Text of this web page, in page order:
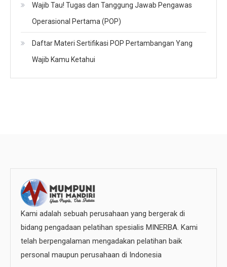
Wajib Tau! Tugas dan Tanggung Jawab Pengawas
Operasional Pertama (POP)
Daftar Materi Sertifikasi POP Pertambangan Yang
Wajib Kamu Ketahui
Kami adalah sebuah perusahaan yang bergerak di
bidang pengadaan pelatihan spesialis MINERBA. Kami
telah berpengalaman mengadakan pelatihan baik
personal maupun perusahaan di Indonesia